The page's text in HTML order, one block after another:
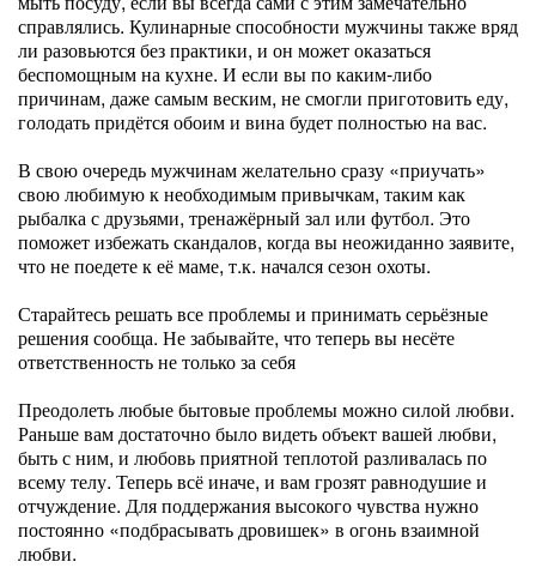
справлялись. Кулинарные способности мужчины также вряд
ли разовьются без практики, и он может оказаться
беспомощным на кухне. И если вы по каким-либо
причинам, даже самым веским, не смогли приготовить еду,
голодать придётся обоим и вина будет полностью на вас.
В свою очередь мужчинам желательно сразу «приучать»
свою любимую к необходимым привычкам, таким как
рыбалка с друзьями, тренажёрный зал или футбол. Это
поможет избежать скандалов, когда вы неожиданно заявите,
что не поедете к её маме, т.к. начался сезон охоты.
Старайтесь решать все проблемы и принимать серьёзные
решения сообща. Не забывайте, что теперь вы несёте
ответственность не только за себя
Преодолеть любые бытовые проблемы можно силой любви.
Раньше вам достаточно было видеть объект вашей любви,
быть с ним, и любовь приятной теплотой разливалась по
всему телу. Теперь всё иначе, и вам грозят равнодушие и
отчуждение. Для поддержания высокого чувства нужно
постоянно «подбрасывать дровишек» в огонь взаимной
любви.